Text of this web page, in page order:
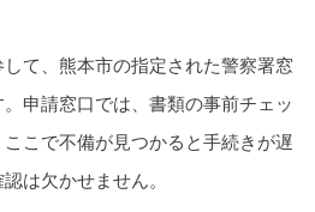
て、熊本市の指定された警察署窓
申請窓口では、書類の事前チェッ
こで不備が見つかると手続きが遅
は欠かせません。